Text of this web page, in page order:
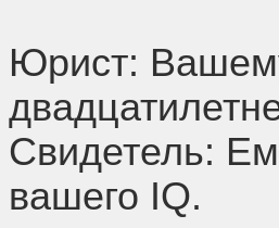
Юрист:
Свидетель:
вашего IQ.